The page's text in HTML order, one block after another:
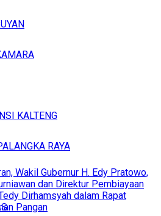
KALTENG
RAYA
Wakil Gubernur H. Edy Pratowo,
dan Direktur Pembiayaan
Dirhamsyah dalam Rapat
Pangan